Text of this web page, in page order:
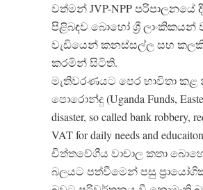
වත්මන් JVP-NPP පරිපාලනයේ
පිළිබඳව බොහෝ ශ්‍රී ලාංකිකයන්
වැඩියෙන් කනස්සල්ල සහ
කරමින් සිටිති.
මැතිවරණයට පෙර භාවිතා
පොරොන්දු (Uganda Funds,
disaster, so called bank robbery,
VAT for daily needs and
චිත්තවේගීය වාචාල කතා
බලයට පත්වීමෙන් පසු